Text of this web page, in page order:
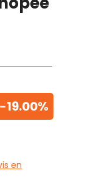
-19.00%
en